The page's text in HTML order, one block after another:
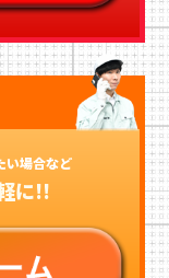
い場合など
に!!